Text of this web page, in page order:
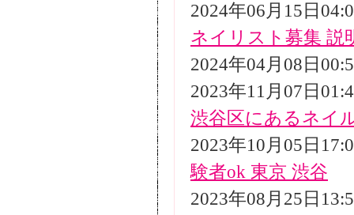
2024年06月15日
ネイリスト募集 説
2024年04月08日
2023年11月07日
渋谷区にあるネイ
2023年10月05日
験者ok 東京 渋谷
2023年08月25日